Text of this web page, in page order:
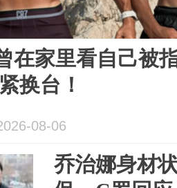
在家里看自己被
换台！
08-06
乔治娜身材